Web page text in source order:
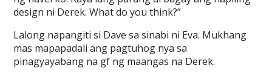
design ni Derek. What do you think?”
Lalong napangiti si Dave sa sinabi ni Eva. Mukhang
mas mapapadali ang pagtuhog nya sa
pinagyayabang na gf ng maangas na Derek.